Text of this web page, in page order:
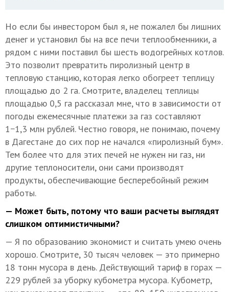
Но если бы инвестором был я, не пожалел бы лишних
денег и установил бы на все печи теплообменники, а
рядом с ними поставил бы шесть водогрейных котлов.
Это позволит превратить пиролизный центр в
тепловую станцию, которая легко обогреет теплицу
площадью до 2 га. Смотрите, владелец теплицы
площадью 0,5 га рассказал мне, что в зависимости от
погоды ежемесячные платежи за газ составляют
1−1,3 млн рублей. Честно говоря, не понимаю, почему
в Дагестане до сих пор не начался «пиролизный бум».
Тем более что для этих печей не нужен ни газ, ни
другие теплоносители, они сами производят
продукты, обеспечивающие бесперебойный режим
работы.
— Может быть, потому что ваши расчеты выглядят
слишком оптимистичными?
— Я по образованию экономист и считать умею очень
хорошо. Смотрите, 30 тысяч человек — это примерно
18 тонн мусора в день. Действующий тариф в горах —
229 рублей за уборку кубометра мусора. Кубометр,